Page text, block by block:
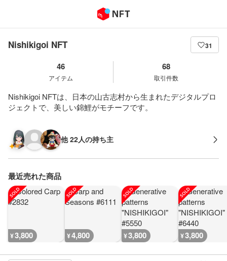
Nishikigoi NFT 31
46
アイテム
68
取引件数
Nishikigoi NFTは、日本の山古志村から生まれたデジタルプロ
ジェクトで、美しい錦鯉がモチーフです。
他 22人の持ち主
最近売れた商品
¥3,800 ¥4,800 ¥3,800 ¥3,800